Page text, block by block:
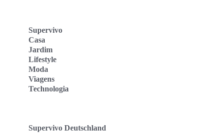
Supervivo
Casa
Jardim
Lifestyle
Moda
Viagens
Technologia
Supervivo Deutschland